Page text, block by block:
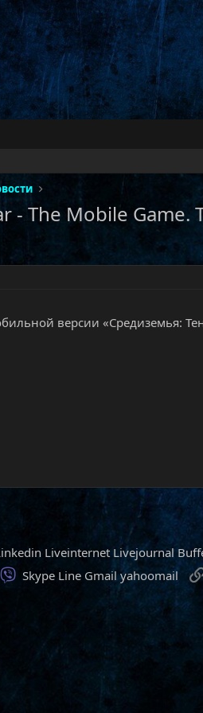
- The Mobile Game.
версии «Средиземья:
Liveinternet Livejournal
Viber
Skype Line Gmail yahoomail